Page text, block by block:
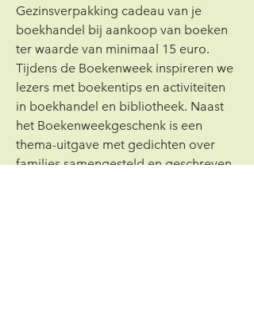
Gezinsverpakking cadeau van je
boekhandel bij aankoop van boeken
ter waarde van minimaal 15 euro.
Tijdens de Boekenweek inspireren we
lezers met boekentips en activiteiten
in boekhandel en bibliotheek. Naast
het Boekenweekgeschenk is een
thema-uitgave met gedichten over
families samengesteld en geschreven